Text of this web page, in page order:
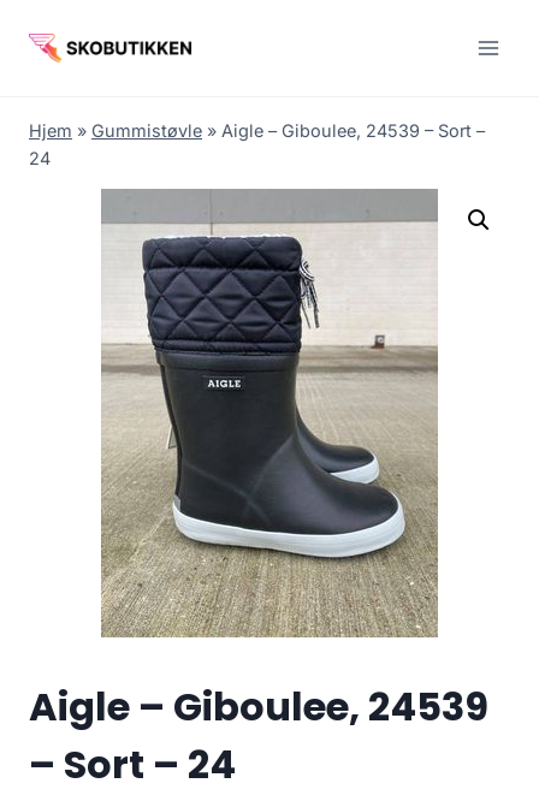
Hjem » Gummistøvle » Aigle – Giboulee, 24539 – Sort –
24
Aigle – Giboulee, 24539
– Sort – 24